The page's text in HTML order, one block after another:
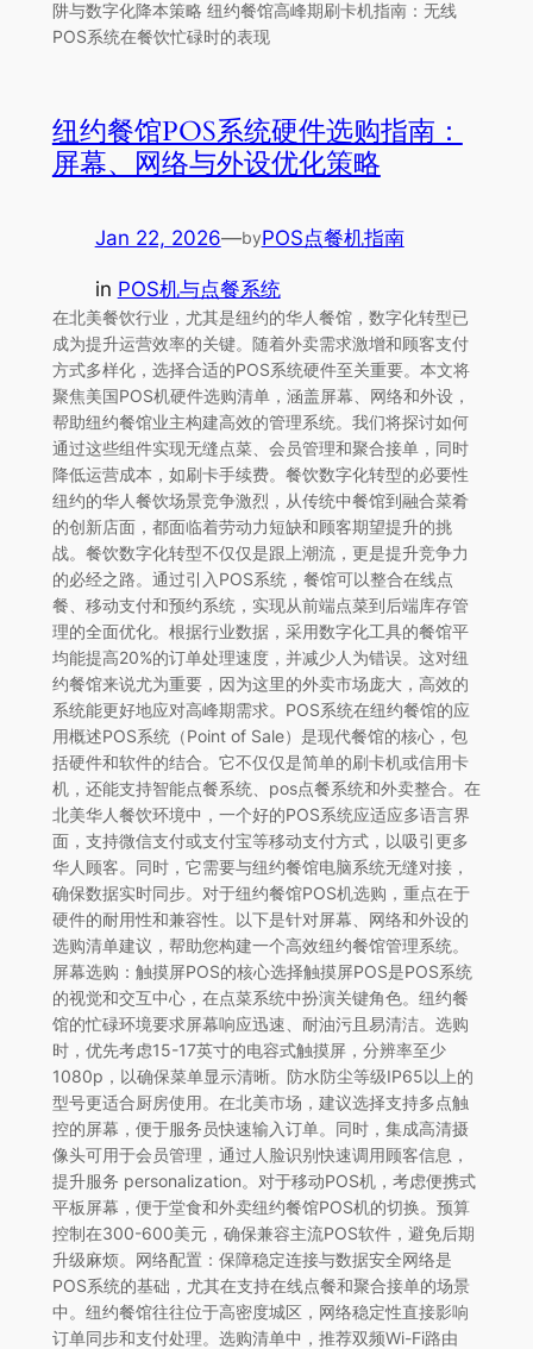
阱与数字化降本策略 纽约餐馆高峰期刷卡机指南：无线
POS系统在餐饮忙碌时的表现
纽约餐馆POS系统硬件选购指南：
屏幕、网络与外设优化策略
Jan 22, 2026—byPOS点餐机指南
in POS机与点餐系统
在北美餐饮行业，尤其是纽约的华人餐馆，数字化转型已
成为提升运营效率的关键。随着外卖需求激增和顾客支付
方式多样化，选择合适的POS系统硬件至关重要。本文将
聚焦美国POS机硬件选购清单，涵盖屏幕、网络和外设，
帮助纽约餐馆业主构建高效的管理系统。我们将探讨如何
通过这些组件实现无缝点菜、会员管理和聚合接单，同时
降低运营成本，如刷卡手续费。餐饮数字化转型的必要性
纽约的华人餐饮场景竞争激烈，从传统中餐馆到融合菜肴
的创新店面，都面临着劳动力短缺和顾客期望提升的挑
战。餐饮数字化转型不仅仅是跟上潮流，更是提升竞争力
的必经之路。通过引入POS系统，餐馆可以整合在线点
餐、移动支付和预约系统，实现从前端点菜到后端库存管
理的全面优化。根据行业数据，采用数字化工具的餐馆平
均能提高20%的订单处理速度，并减少人为错误。这对纽
约餐馆来说尤为重要，因为这里的外卖市场庞大，高效的
系统能更好地应对高峰期需求。POS系统在纽约餐馆的应
用概述POS系统（Point of Sale）是现代餐馆的核心，包
括硬件和软件的结合。它不仅仅是简单的刷卡机或信用卡
机，还能支持智能点餐系统、pos点餐系统和外卖整合。在
北美华人餐饮环境中，一个好的POS系统应适应多语言界
面，支持微信支付或支付宝等移动支付方式，以吸引更多
华人顾客。同时，它需要与纽约餐馆电脑系统无缝对接，
确保数据实时同步。对于纽约餐馆POS机选购，重点在于
硬件的耐用性和兼容性。以下是针对屏幕、网络和外设的
选购清单建议，帮助您构建一个高效纽约餐馆管理系统。
屏幕选购：触摸屏POS的核心选择触摸屏POS是POS系统
的视觉和交互中心，在点菜系统中扮演关键角色。纽约餐
馆的忙碌环境要求屏幕响应迅速、耐油污且易清洁。选购
时，优先考虑15-17英寸的电容式触摸屏，分辨率至少
1080p，以确保菜单显示清晰。防水防尘等级IP65以上的
型号更适合厨房使用。在北美市场，建议选择支持多点触
控的屏幕，便于服务员快速输入订单。同时，集成高清摄
像头可用于会员管理，通过人脸识别快速调用顾客信息，
提升服务 personalization。对于移动POS机，考虑便携式
平板屏幕，便于堂食和外卖纽约餐馆POS机的切换。预算
控制在300-600美元，确保兼容主流POS软件，避免后期
升级麻烦。网络配置：保障稳定连接与数据安全网络是
POS系统的基础，尤其在支持在线点餐和聚合接单的场景
中。纽约餐馆往往位于高密度城区，网络稳定性直接影响
订单同步和支付处理。选购清单中，推荐双频Wi-Fi路由